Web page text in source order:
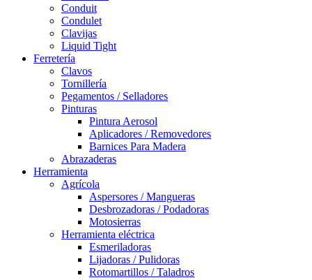
Conduit
Condulet
Clavijas
Liquid Tight
Ferretería
Clavos
Tornillería
Pegamentos / Selladores
Pinturas
Pintura Aerosol
Aplicadores / Removedores
Barnices Para Madera
Abrazaderas
Herramienta
Agrícola
Aspersores / Mangueras
Desbrozadoras / Podadoras
Motosierras
Herramienta eléctrica
Esmeriladoras
Lijadoras / Pulidoras
Rotomartillos / Taladros